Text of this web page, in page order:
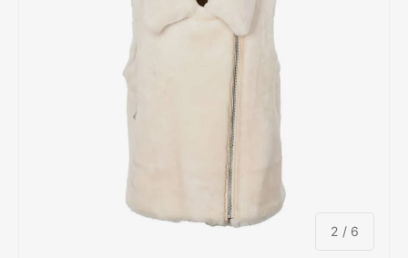
2 / van
6